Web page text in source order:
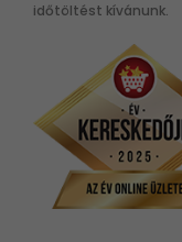
időtöltést kívánunk.